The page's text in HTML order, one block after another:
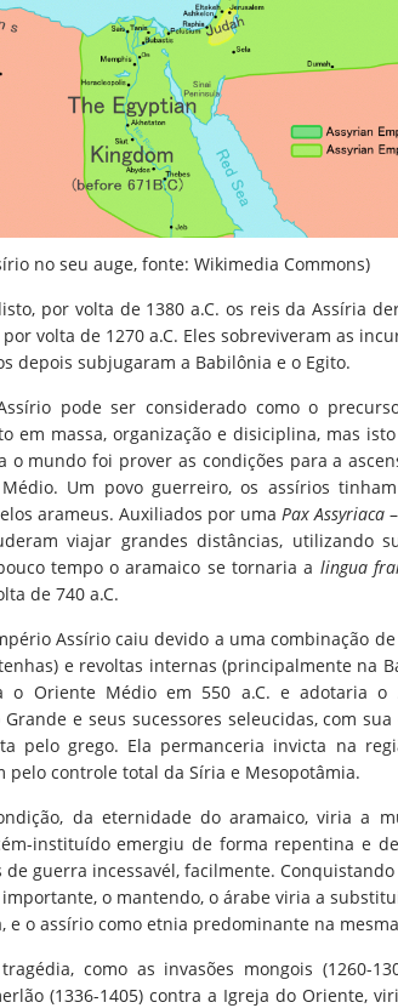
no seu auge, fonte: Wikimedia Commons)
por volta de 1380 a.C. os reis da Assíria
volta de 1270 a.C. Eles sobreviveram as
depois subjugaram a Babilônia e o Egito.
pode ser considerado como o
em massa, organização e disiciplina, mas
o mundo foi prover as condições para a
Um povo guerreiro, os assírios
arameus. Auxiliados por uma Pax Assyriaca
viajar grandes distâncias, utilizando
tempo o aramaico se tornaria a lingua
de 740 a.C.
Assírio caiu devido a uma combinação
e revoltas internas (principalmente na
o Oriente Médio em 550 a.C. e adotaria
e seus sucessores seleucidas, com
pelo grego. Ela permanceria invicta na
pelo controle total da Síria e Mesopotâmia.
da eternidade do aramaico, viria a
instituído emergiu de forma repentina e
de guerra incessavél, facilmente.
importante, o mantendo, o árabe viria a
e o assírio como etnia predominante na
como as invasões mongois (1260-
(1336-1405) contra a Igreja do Oriente,